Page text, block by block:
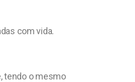
com vida.
tendo o mesmo